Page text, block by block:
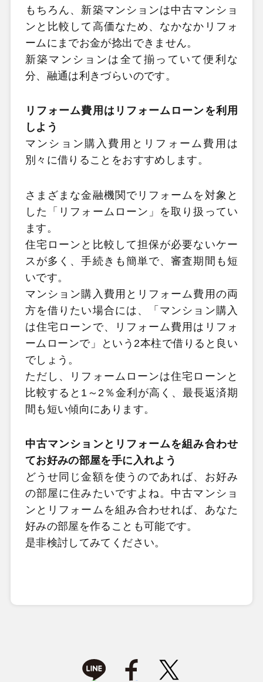
もちろん、新築マンションは中古マンショ
ンと比較して高価なため、なかなかリフォ
ームにまでお金が捻出できません。
新築マンションは全て揃っていて便利な
分、融通は利きづらいのです。
リフォーム費用はリフォームローンを利用
しよう
マンション購入費用とリフォーム費用は
別々に借りることをおすすめします。
さまざまな金融機関でリフォームを対象と
した「リフォームローン」を取り扱ってい
ます。
住宅ローンと比較して担保が必要ないケー
スが多く、手続きも簡単で、審査期間も短
いです。
マンション購入費用とリフォーム費用の両
方を借りたい場合には、「マンション購入
は住宅ローンで、リフォーム費用はリフォ
ームローンで」という2本柱で借りると良い
でしょう。
ただし、リフォームローンは住宅ローンと
比較すると1～2％金利が高く、最長返済期
間も短い傾向にあります。
中古マンションとリフォームを組み合わせ
てお好みの部屋を手に入れよう
どうせ同じ金額を使うのであれば、お好み
の部屋に住みたいですよね。中古マンショ
ンとリフォームを組み合わせれば、あなた
好みの部屋を作ることも可能です。
是非検討してみてください。